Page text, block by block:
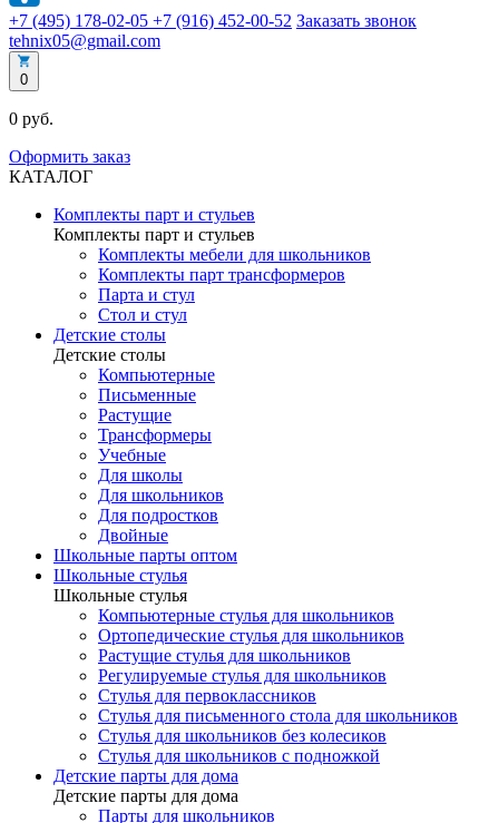
+7 (495) 178-02-05 +7 (916) 452-00-52 Заказать звонок
tehnix05@gmail.com
0
0 руб.
Оформить заказ
КАТАЛОГ
Комплекты парт и стульев
Комплекты парт и стульев
Комплекты мебели для школьников
Комплекты парт трансформеров
Парта и стул
Стол и стул
Детские столы
Детские столы
Компьютерные
Письменные
Растущие
Трансформеры
Учебные
Для школы
Для школьников
Для подростков
Двойные
Школьные парты оптом
Школьные стулья
Школьные стулья
Компьютерные стулья для школьников
Ортопедические стулья для школьников
Растущие стулья для школьников
Регулируемые стулья для школьников
Стулья для первоклассников
Стулья для письменного стола для школьников
Стулья для школьников без колесиков
Стулья для школьников с подножкой
Детские парты для дома
Детские парты для дома
Парты для школьников